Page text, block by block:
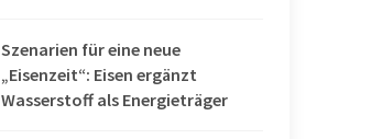
Szenarien für eine neue
„Eisenzeit“: Eisen ergänzt
Wasserstoff als Energieträger